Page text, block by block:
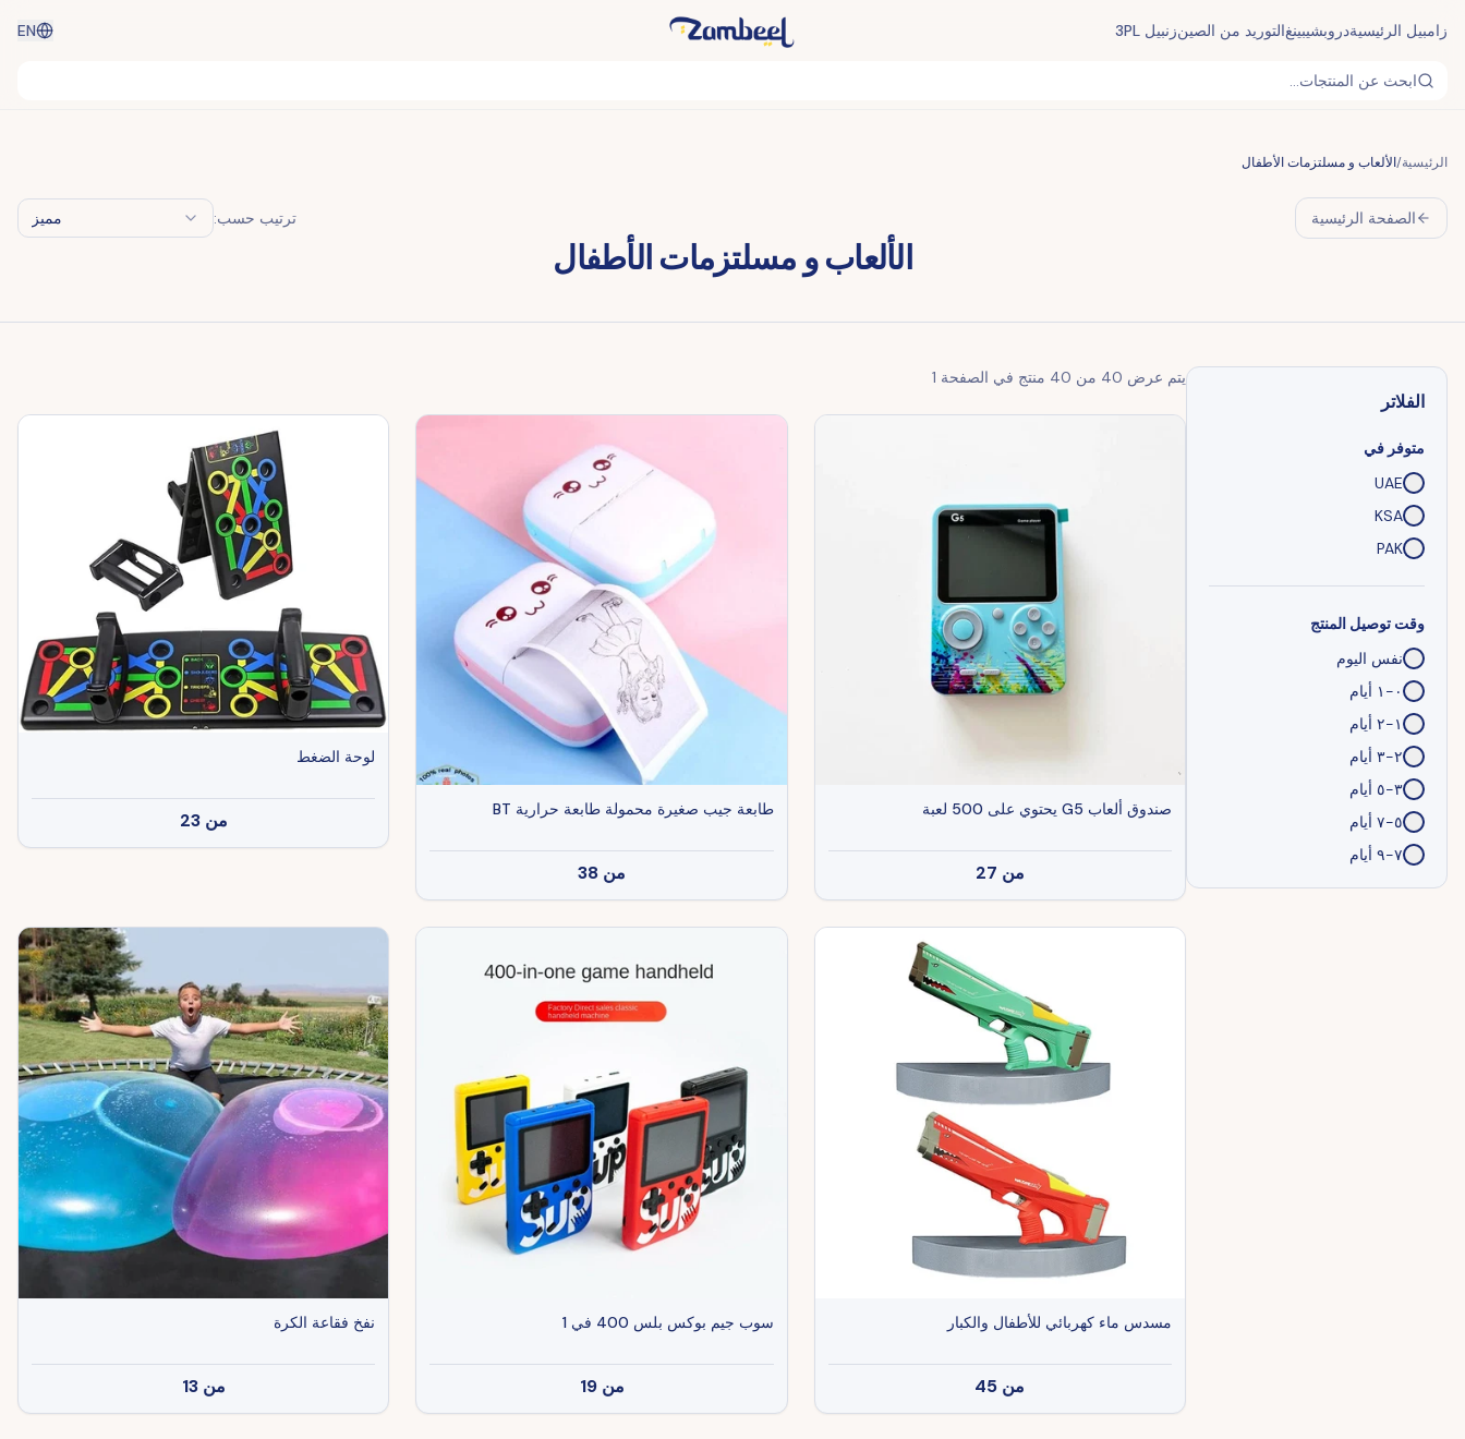
زامبيل الرئيسيةدروبشيبينغالتوريد من الصينزنبيل 3PL EN
ابحث عن المنتجات...
الرئيسية/الألعاب و مسلتزمات الأطفال
الصفحة الرئيسية ترتيب حسب: مميز
الألعاب و مسلتزمات الأطفال
الفلاتر
متوفر في
UAE
KSA
PAK
وقت توصيل المنتج
نفس اليوم
٠-١ أيام
١-٢ أيام
٢-٣ أيام
٣-٥ أيام
٥-٧ أيام
٧-٩ أيام
يتم عرض 40 من 40 منتج في الصفحة 1
صندوق ألعاب G5 يحتوي على 500 لعبة
من 27
طابعة جيب صغيرة محمولة طابعة حرارية BT
من 38
لوحة الضغط
من 23
مسدس ماء كهربائي للأطفال والكبار
من 45
سوب جيم بوكس ​​بلس 400 في 1
من 19
نفخ فقاعة الكرة
من 13